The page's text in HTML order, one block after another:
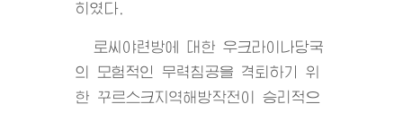
히였다.
로씨야련방에 대한 우크라이나당국
의 모험적인 무력침공을 격퇴하기 위
한 꾸르스크지역해방작전이 승리적으